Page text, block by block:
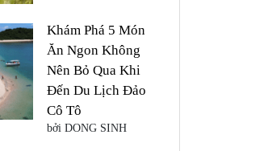
Khám Phá 5 Món
Ăn Ngon Không
Nên Bỏ Qua Khi
Đến Du Lịch Đảo
Cô Tô
bởi DONG SINH